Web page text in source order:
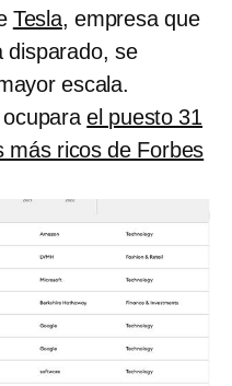
Tesla, empresa que
disparado, se
escala.
ocuparael puesto 31
más ricos de Forbes